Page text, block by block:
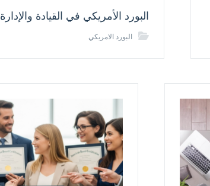
البورد الأمريكي في القيادة والإدارة
البورد الامريكي